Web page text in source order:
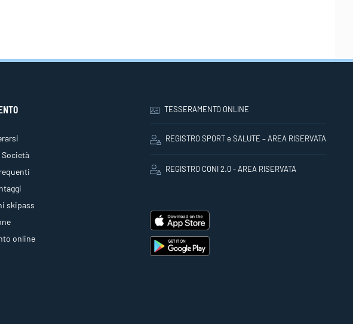
skipass
online
TESSERAMENTO ONLINE
REGISTRO SPORT e SALUTE – AREA RISERVATA
REGISTRO CONI 2.0 - AREA RISERVATA